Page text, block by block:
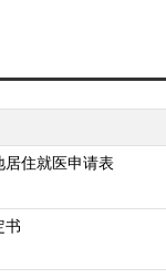
居住就医申请表
书